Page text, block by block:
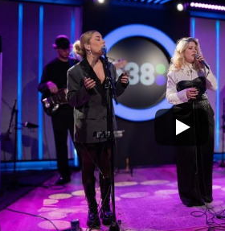
ERVARING
OGENE Nederland
en eindigde in de finale op
strak, professioneel en met
op een groot podium
theater- of eventsetting.